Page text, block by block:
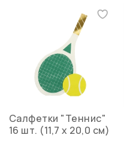
Салфетки "Теннис"
16 шт. (11,7 x 20,0 см)